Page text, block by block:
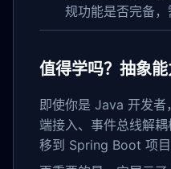
规功能是否完备，
值得学吗？抽象
即使你是 Java 开发
端接入、事件总线解
移到 Spring Boot 项目